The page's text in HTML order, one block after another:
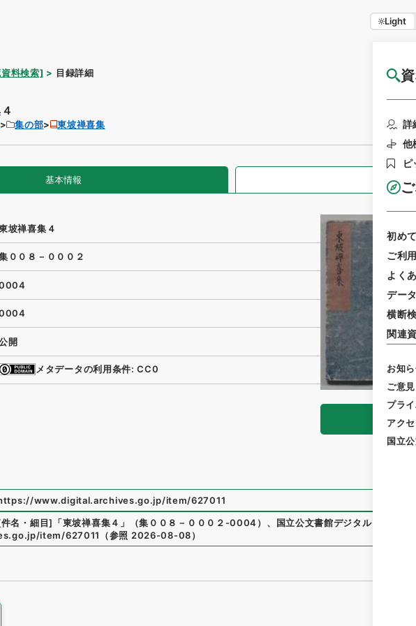
Light
詳
他
初め
ご利
よく
デー
横断
関連
お知
ご意
プラ
アク
国立
料検索] 目録詳細
集の部 東坡禅喜集
基本情報 全ての
坡禅喜集４
００８－０００２
開
メタデータの利用条件: CC0
www.digital.archives.go.jp/item/627011
名・細目] 「東坡禅喜集４ 」 （集００８－０００２-0004 ） 、 国立公文書館デジタルアーカイブ
item/627011
（参照 2026-08-08）